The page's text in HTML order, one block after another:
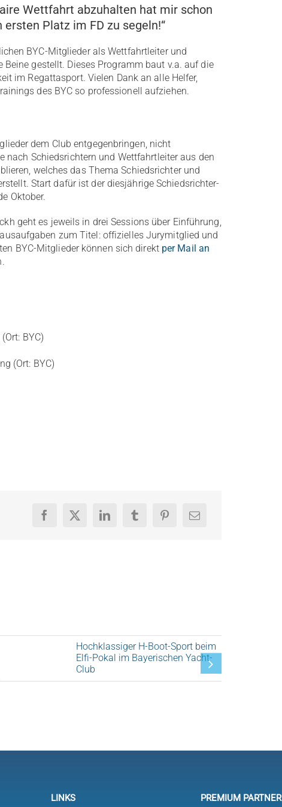
Wettfahrt abzuhalten hat mir schon
Platz im FD zu segeln!“
BYC-Mitglieder als Wettfahrtleiter und
gestellt. Dieses Programm baut v.a. auf die
im Regattasport. Vielen Dank an alle Helfer,
des BYC so professionell aufziehen.
dem Club entgegenbringen, nicht
nach Schiedsrichtern und Wettfahrtleiter aus den
welches das Thema Schiedsrichter und
Start dafür ist der diesjährige Schiedsrichter-
Oktober.
geht es jeweils in drei Sessions über Einführung,
zum Titel: offizielles Jurymitglied und
BYC-Mitglieder können sich direkt per Mail an
BYC)
(Ort: BYC)
Hochklassiger H-Boot-Sport beim
Elfi-Pokal im Bayerischen Yacht-
Club
LINKS PREMIUM PARTNER